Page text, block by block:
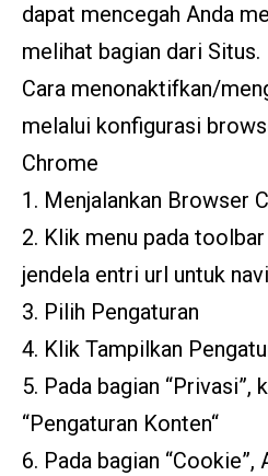
dapat mencegah Anda
melihat bagian dari Situs.
Cara menonaktifkan/
melalui konfigurasi
Chrome
1. Menjalankan Browser
2. Klik menu pada
jendela entri url untuk
3. Pilih Pengaturan
4. Klik Tampilkan
5. Pada bagian “Privasi”,
“Pengaturan Konten“
6. Pada bagian “Cookie”,